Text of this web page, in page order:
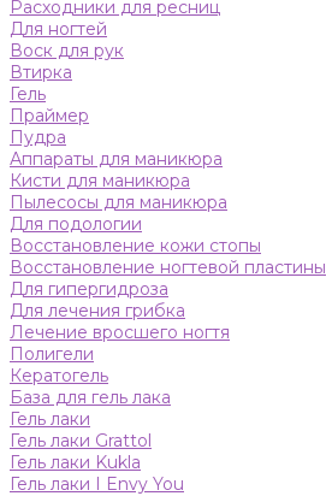
Расходники для ресниц
Для ногтей
Воск для рук
Втирка
Гель
Праймер
Пудра
Аппараты для маникюра
Кисти для маникюра
Пылесосы для маникюра
Для подологии
Восстановление кожи стопы
Восстановление ногтевой пластины
Для гипергидроза
Для лечения грибка
Лечение вросшего ногтя
Полигели
Кератогель
База для гель лака
Гель лаки
Гель лаки Grattol
Гель лаки Kukla
Гель лаки I Envy You